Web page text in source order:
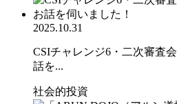
2025.10.31
CSIチャレンジ6・二次審査
話を...
社会的投資